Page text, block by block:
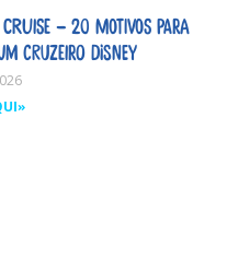
Cruise – 20 motivos para
cruzeiro Disney